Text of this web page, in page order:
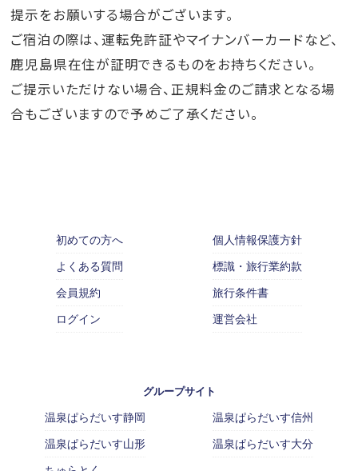
提示をお願いする場合がございます。
ご宿泊の際は、運転免許証やマイナンバーカードなど、
鹿児島県在住が証明できるものをお持ちください。
ご提示いただけない場合、正規料金のご請求となる場
合もございますので予めご了承ください。
初めての方へ
よくある質問
会員規約
ログイン
個人情報保護方針
標識・旅行業約款
旅行条件書
運営会社
グループサイト
温泉ぱらだいす静岡
温泉ぱらだいす山形
温泉ぱらだいす信州
温泉ぱらだいす大分